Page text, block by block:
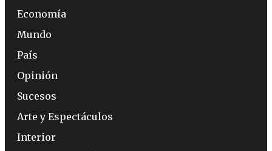
Economía
Mundo
País
Opinión
Sucesos
Arte y Espectáculos
Interior